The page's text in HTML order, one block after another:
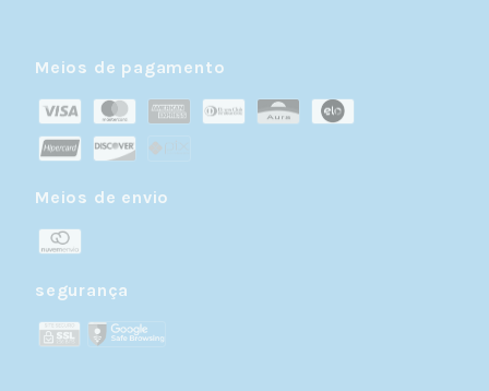
Meios de pagamento
Meios de envio
segurança